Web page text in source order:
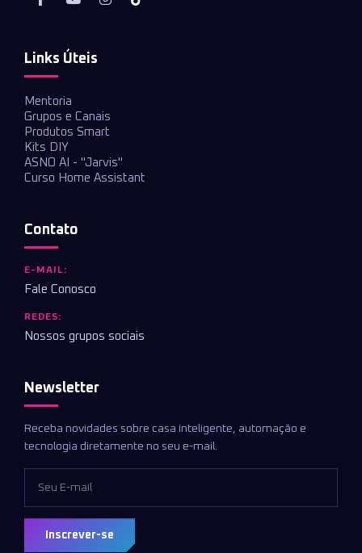
Links Úteis
Mentoria
Grupos e Canais
Produtos Smart
Kits DIY
ASNO AI - "Jarvis"
Curso Home Assistant
Contato
E-MAIL:
Fale Conosco
REDES:
Nossos grupos sociais
Newsletter
Receba novidades sobre casa inteligente, automação e
tecnologia diretamente no seu e-mail.
Inscrever-se